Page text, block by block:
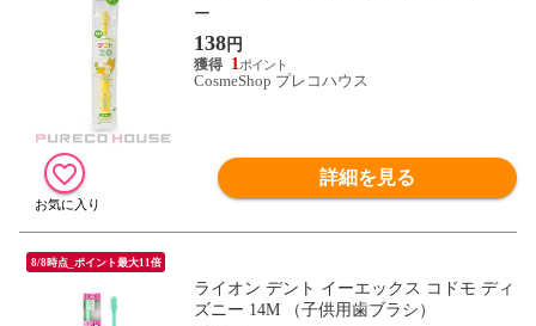
ー
138円
1
CosmeShop プレコハウス
詳細を見る
8/8時点_ポイント最大11倍
ライオン デント イーエックス コドモ ディ
ズニー 14M （子供用歯ブラシ）